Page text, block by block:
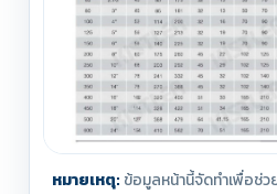
หมายเหตุ: ข้อมูลหน้านี้จัดทำเพื่อช่ว